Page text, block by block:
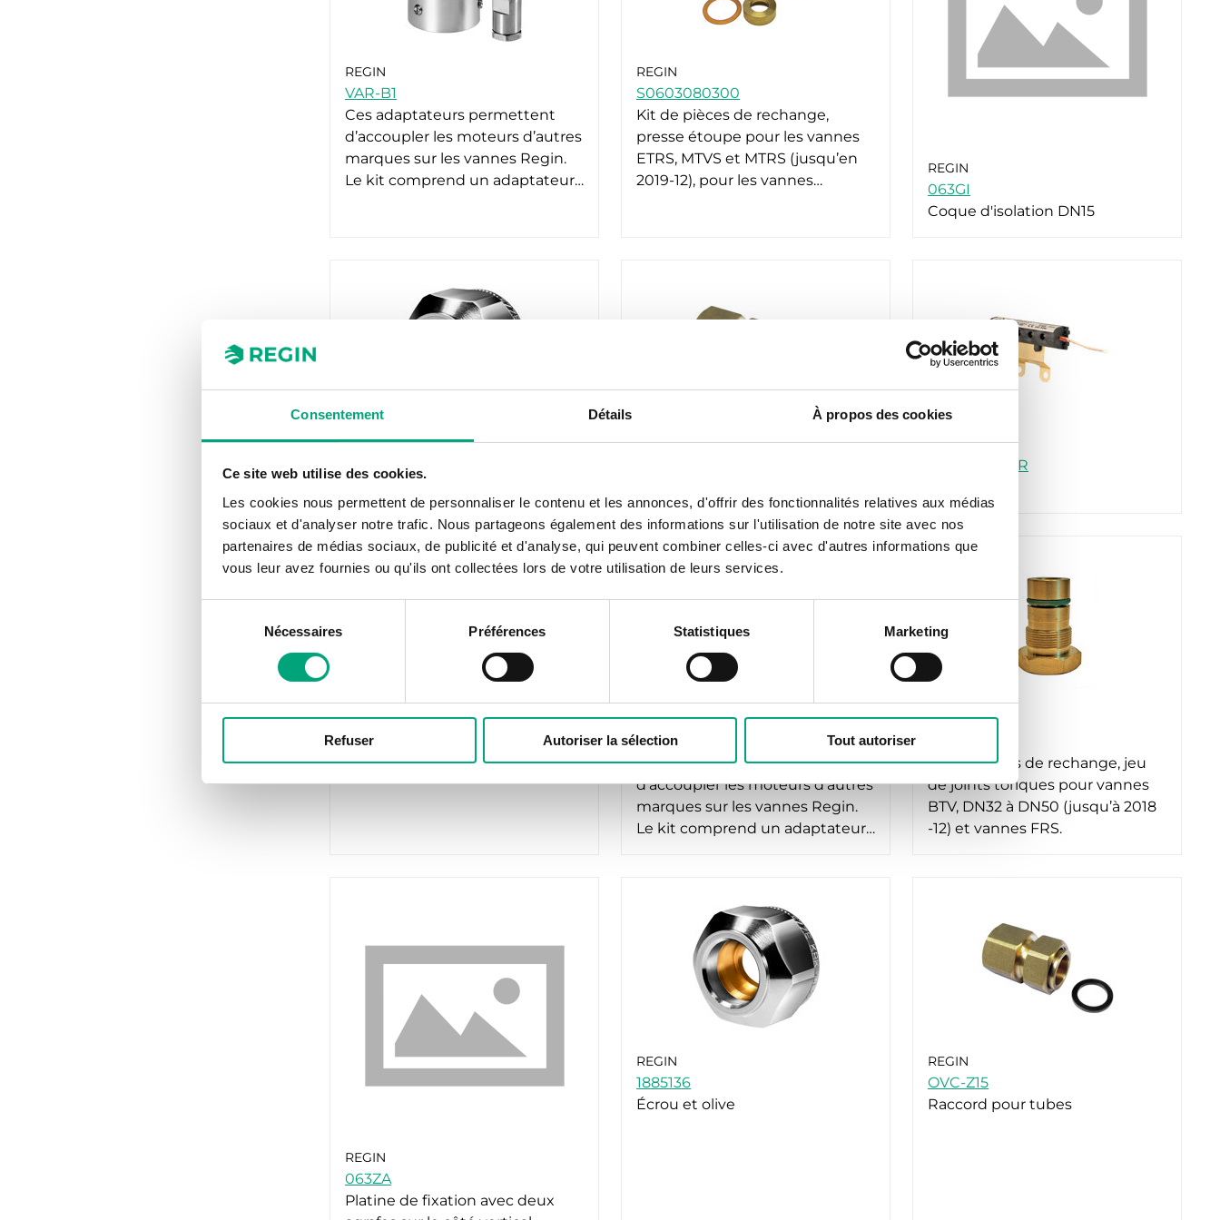
Consentement Détails À propos des cookies
Ce site web utilise des cookies.
Les cookies nous permettent de personnaliser le contenu et les annonces, d'offrir des fonctionnalités relatives aux médias
sociaux et d'analyser notre trafic. Nous partageons également des informations sur l'utilisation de notre site avec nos
partenaires de médias sociaux, de publicité et d'analyse, qui peuvent combiner celles-ci avec d'autres informations que
vous leur avez fournies ou qu'ils ont collectées lors de votre utilisation de leurs services.
consentement
Nécessaires Préférences Statistiques Marketing
Refuser Autoriser la sélection Tout autoriser
REGIN
VAR-B1
Ces adaptateurs permettent
d’accoupler les moteurs d’autres
marques sur les vannes Regin.
Le kit comprend un adaptateur…
REGIN
S0603080300
Kit de pièces de rechange,
presse étoupe pour les vannes
ETRS, MTVS et MTRS (jusqu’en
2019-12), pour les vannes…
REGIN
063GI
Coque d'isolation DN15
REGIN
1886274
REGIN REGIN
STEMHEATER
REGIN
ZH4532
Raccord pour vanne DN32
REGIN
OVA-T1
Ces adaptateurs permettent
d’accoupler les moteurs d’autres
marques sur les vannes Regin.
Le kit comprend un adaptateur…
REGIN
Kit de pièces de rechange, jeu
de joints toriques pour vannes
BTV, DN32 à DN50 (jusqu’à 2018
-12) et vannes FRS.
REGIN
063ZA
Platine de fixation avec deux
REGIN
1885136
Écrou et olive
REGIN
OVC-Z15
Raccord pour tubes